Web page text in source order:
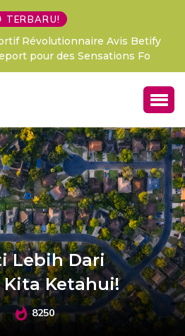
TERBARU!
Révolutionnaire Avis Betify
pour des Sensations Fo
Lebih Dari
Kita Ketahui!
8250